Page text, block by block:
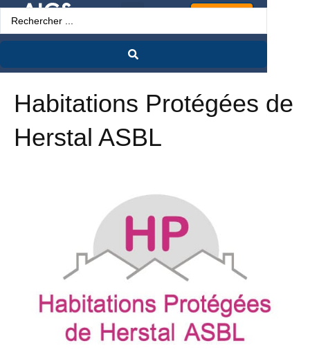
Habitations Protégées de
Herstal ASBL